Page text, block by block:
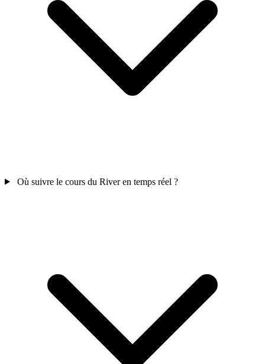
Où suivre le cours du River en temps réel ?